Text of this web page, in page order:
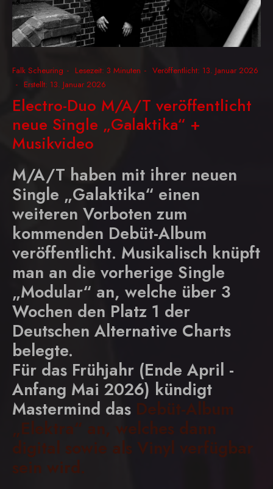
Falk Scheuring Lesezeit: 3 Minuten
Veröffentlicht: 13. Januar 2026
Erstellt: 13. Januar 2026
Electro-Duo M/A/T veröffentlicht
neue Single „Galaktika“ +
Musikvideo
M/A/T haben mit ihrer neuen
Single „Galaktika“ einen
weiteren Vorboten zum
kommenden Debüt-Album
veröffentlicht. Musikalisch knüpft
man an die vorherige Single
„Modular“ an, welche über 3
Wochen den Platz 1 der
Deutschen Alternative Charts
belegte.
Für das Frühjahr (Ende April -
Anfang Mai 2026) kündigt
Mastermind das Debüt-Album
„Elektra“ an, welches dann
digital sowie als Vinyl verfügbar
sein wird.